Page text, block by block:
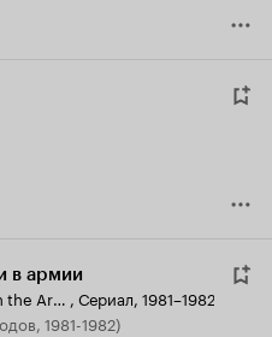
в армии
Laverne & Shirley in the Army , Сериал, 1981–1982
1981-1982)